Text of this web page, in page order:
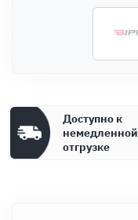
Доступно к
немедленной
отгрузке